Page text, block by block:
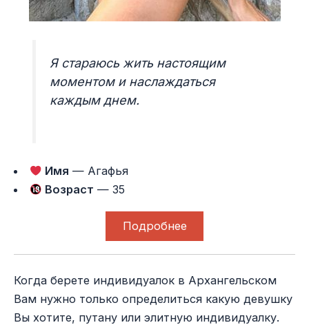
Я стараюсь жить настоящим
моментом и наслаждаться
каждым днем.
Имя — Агафья
Возраст — 35
Подробнее
Когда берете индивидуалок в Архангельском
Вам нужно только определиться какую девушку
Вы хотите, путану или элитную индивидуалку.